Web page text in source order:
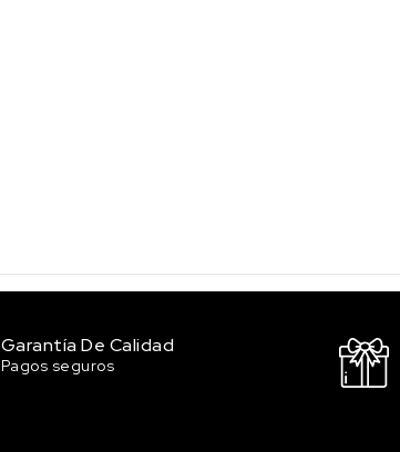
Garantía De Calidad
Pagos seguros